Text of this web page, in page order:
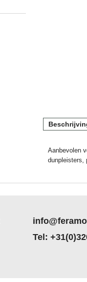
Aanbevolen
dunpleisters,
Tel: